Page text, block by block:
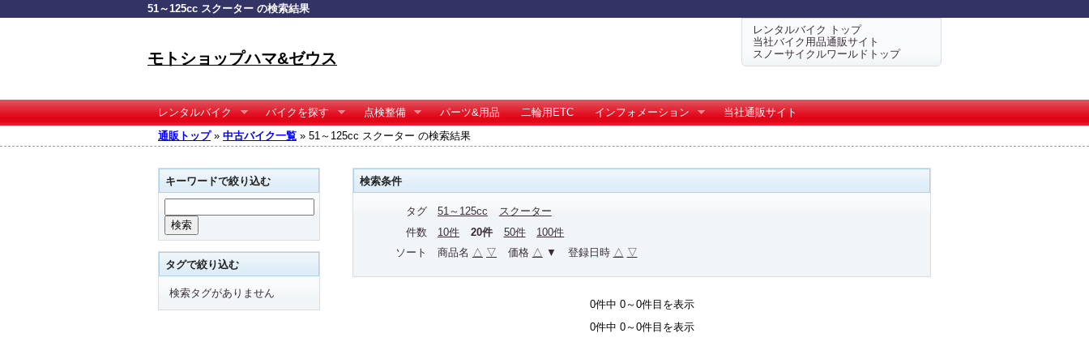
51～125cc スクーター の検索結果
モトショップハマ&ゼウス
レンタルバイク トップ
当社バイク用品通販サイト
スノーサイクルワールドトップ
レンタルバイク バイクを探す 点検整備 パーツ&用品 二輪用ETC インフォメーション
当社通販サイト
通販トップ» 中古バイク一覧 » 51～125cc スクーター の検索結果
検索条件
タグ 51～125cc
スクーター
件数
10件 20件 50件
100件
ソート
商品名 △ ▽ 価格 △ ▼ 登録日時 △ ▽
0件中 0～0件目を表示
0件中 0～0件目を表示
キーワードで絞り込む
タグで絞り込む
検索タグがありません